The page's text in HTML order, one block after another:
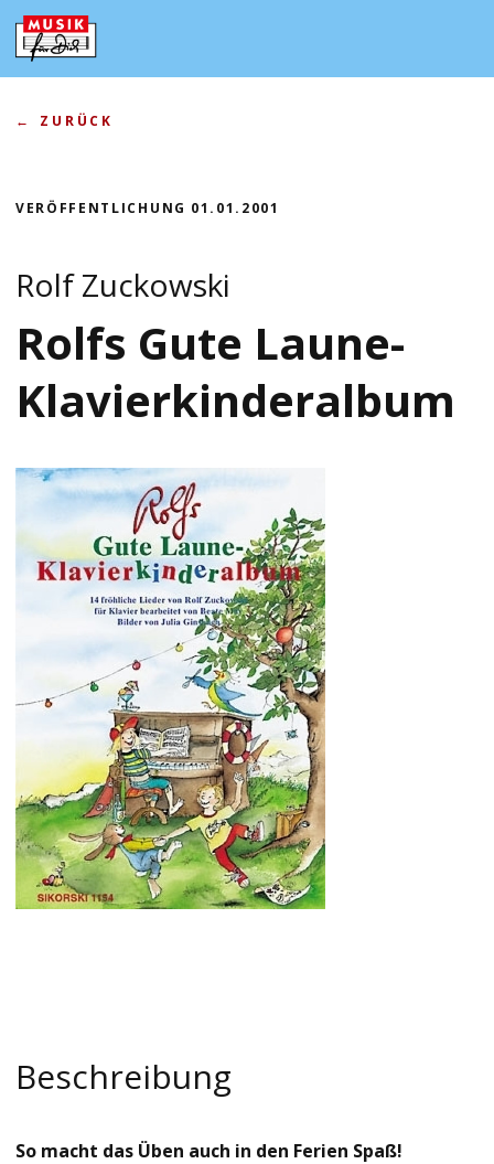
Zum
Inhalt
springen
ZURÜCK
VERÖFFENTLICHUNG 01.01.2001
Rolf Zuckowski
Rolfs Gute Laune-
Klavierkinderalbum
Beschreibung
So macht das Üben auch in den Ferien Spaß!